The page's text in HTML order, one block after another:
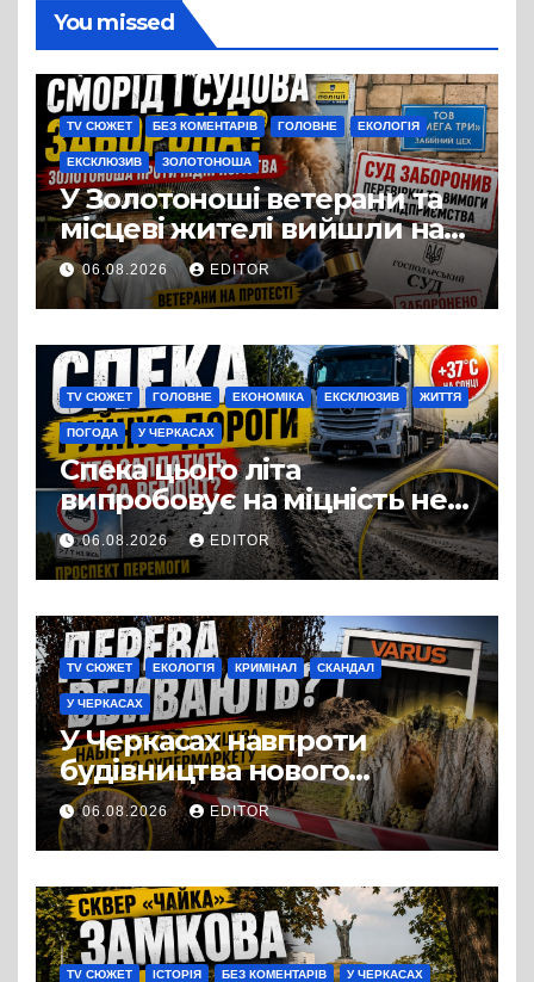
You missed
TV СЮЖЕТ БЕЗ КОМЕНТАРІВ ГОЛОВНЕ ЕКОЛОГІЯ
ЕКСКЛЮЗИВ ЗОЛОТОНОША
У Золотоноші ветерани та
місцеві жителі вийшли на
протест до стін
підприємства ТОВ «Омега
Три», що займається
виробництвом м’яса птиці
06.08.2026 EDITOR
TV СЮЖЕТ ГОЛОВНЕ ЕКОНОМІКА ЕКСКЛЮЗИВ ЖИТТЯ
ПОГОДА У ЧЕРКАСАХ
Спека цього літа
випробовує на міцність не
лише людей, а й дороги
Черкас
06.08.2026 EDITOR
TV СЮЖЕТ ЕКОЛОГІЯ КРИМІНАЛ СКАНДАЛ
У ЧЕРКАСАХ
У Черкасах навпроти
будівництва нового
супермаркету VARUS на
проспекті Перемоги всохли
дерева. І це навряд чи
можна назвати
випадковістю
06.08.2026 EDITOR
TV СЮЖЕТ ІСТОРІЯ БЕЗ КОМЕНТАРІВ У ЧЕРКАСАХ